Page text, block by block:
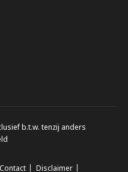
b.t.w. tenzij anders
Contact Disclaimer